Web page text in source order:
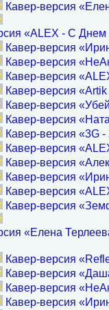
Кавер-версия
«ALEX - С
Кавер-версия
Кавер-версия
Кавер-версия
Кавер-версия
Кавер-версия
Кавер-версия
Кавер-версия «3G -
Кавер-версия
Кавер-версия
Кавер-версия
Кавер-версия
Кавер-версия
«Елена
Кавер-версия
Кавер-версия
Кавер-версия
Кавер-версия